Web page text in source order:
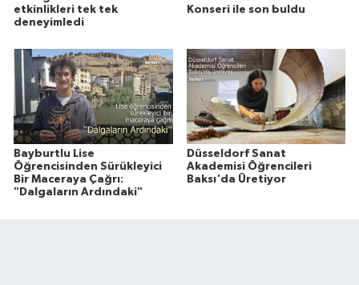
etkinlikleri tek tek
deneyimledi
Konseri ile son buldu
Bayburtlu Lise
Öğrencisinden Sürükleyici
Bir Maceraya Çağrı:
"Dalgaların Ardındaki"
Düsseldorf Sanat
Akademisi Öğrencileri
Baksı'da Üretiyor